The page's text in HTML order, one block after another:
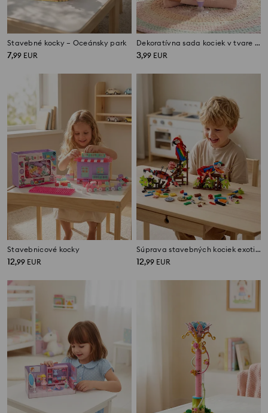
Stavebné kocky – Oceánsky park
7,99 EUR
Dekoratívna sada kociek v tvare kornúta s kvetmi
3,99 EUR
Stavebnicové kocky
12,99 EUR
Súprava stavebných kociek exotické zvieratá 3 v 1
12,99 EUR